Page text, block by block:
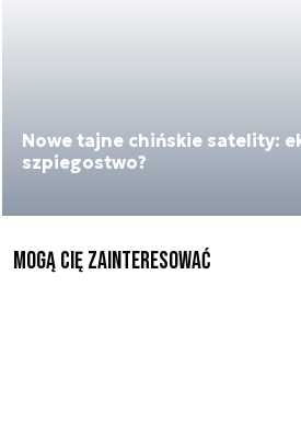
Nowe tajne chińskie satelity:
szpiegostwo?
Mogą Cię zainteresować